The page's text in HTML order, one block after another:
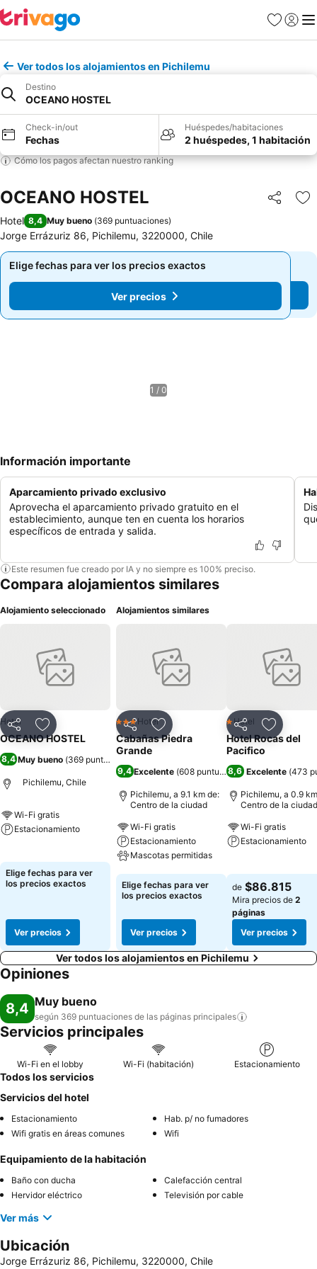
Favoritos
Iniciar
Ver todos los alojamientos en Pichilemu
Destino
OCEANO HOSTEL
Check-in/out
Fechas
Huéspedes/habitaciones
2 huéspedes, 1 habitación
Cómo los pagos afectan nuestro ranking
OCEANO HOSTEL Compartir
Hotel 8,4 Muy bueno (369 puntuaciones)
Jorge Errázuriz 86, Pichilemu, 3220000, Chile
Elige fechas para ver los precios exactos
Ver precios
Elige fechas para ver los precios exactos
Ver precios
1 / 0
Información importante
Aparcamiento privado exclusivo
Aprovecha el aparcamiento privado gratuito en el
establecimiento, aunque ten en cuenta los horarios
específicos de entrada y salida.
Este resumen fue creado por IA y no siempre es 100% preciso.
Compara alojamientos similares
Alojamiento seleccionado
CompartirAgregar a favoritos
Hotel
OCEANO HOSTEL
8,4 Muy bueno (369 puntuaciones
Pichilemu, Chile
Wi-Fi gratis
Estacionamiento
Elige fechas para ver
los precios exactos
Ver precios
Alojamientos similares
CompartirAgregar a favoritos
3 Estrellas
Hotel
Cabañas Piedra
Grande
9,4Excelente (608 puntuaciones)
Pichilemu, a 9.1 km de:
Centro de la ciudad
Wi-Fi gratis
Estacionamiento
Mascotas permitidas
Ver precios
Elige fechas para ver
los precios exactos
Ver precios
CompartirAgregar
1 Estrellas
Hotel
Hotel Rocas del
Pacifico
8,6 Excelente (473
Pichilemu, a 0.9
Centro de la ciudad
Wi-Fi gratis
Estacionamiento
de $86.815
Mira precios de 2
páginas
Ver precios
Ver todos los alojamientos en Pichilemu
Opiniones
8,4 Muy bueno
según 369 puntuaciones de las páginas principales
Servicios principales
Wi-Fi en el lobby Wi-Fi (habitación) Estacionamiento
Todos los servicios
Servicios del hotel
Estacionamiento
Hab. p/ no fumadores
Wifi gratis en áreas comunes
Wifi
Equipamiento de la habitación
Baño con ducha
Calefacción central
Hervidor eléctrico
Televisión por cable
Ver más
Ubicación
Jorge Errázuriz 86, Pichilemu, 3220000, Chile